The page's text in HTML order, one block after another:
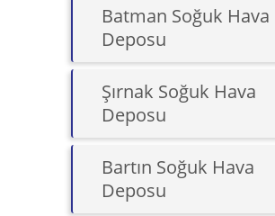
Batman Soğuk Hava
Deposu
Şırnak Soğuk Hava
Deposu
Bartın Soğuk Hava
Deposu